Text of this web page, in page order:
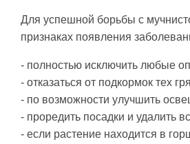
Для успешной борьбы с
признаках появления
- полностью исключить любые
- отказаться от подкормок тех
- по возможности улучшить
- проредить посадки и удалить
- если растение находится в